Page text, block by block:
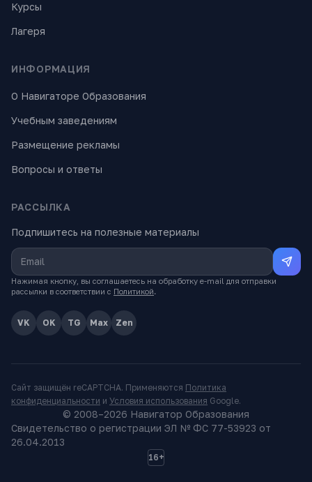
Курсы
Лагеря
ИНФОРМАЦИЯ
О Навигаторе Образования
Учебным заведениям
Размещение рекламы
Вопросы и ответы
РАССЫЛКА
Подпишитесь на полезные материалы
Нажимая кнопку, вы соглашаетесь на обработку e-mail для отправки
рассылки в соответствии с Политикой.
VK OK TG Max Zen
Сайт защищён reCAPTCHA. Применяются Политика
конфиденциальности и Условия использования Google.
© 2008–2026 Навигатор Образования
Свидетельство о регистрации ЭЛ № ФС 77-53923 от
26.04.2013
16+